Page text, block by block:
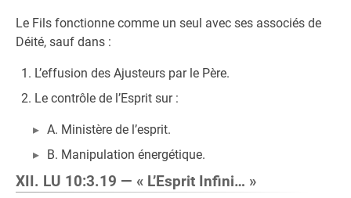
Le Fils fonctionne comme un seul avec ses associés de
Déité, sauf dans :
L’effusion des Ajusteurs par le Père.
Le contrôle de l’Esprit sur :
A. Ministère de l’esprit.
B. Manipulation énergétique.
XII. LU 10:3.19 — « L’Esprit Infini… »